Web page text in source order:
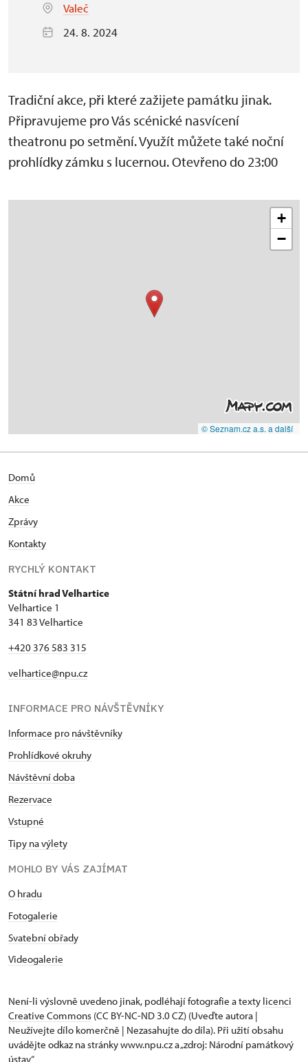
Valeč
24. 8. 2024
Tradiční akce, při které zažijete památku jinak.
Připravujeme pro Vás scénické nasvícení
theatronu po setmění. Využít můžete také noční
prohlídky zámku s lucernou. Otevřeno do 23:00
+
−
© Seznam.cz a.s. a další
Domů
Akce
Zprávy
Kontakty
RYCHLÝ KONTAKT
Státní hrad Velhartice
Velhartice 1
341 83 Velhartice
+420 376 583 315
velhartice@npu.cz
INFORMACE PRO NÁVŠTĚVNÍKY
Informace pro návštěvníky
Prohlídkové okruhy
Návštěvní doba
Rezervace
Vstupné
Tipy na výlety
MOHLO BY VÁS ZAJÍMAT
O hradu
Fotogalerie
Svatební obřady
Videogalerie
Není-li výslovně uvedeno jinak, podléhají fotografie a texty licenci
Creative Commons (CC BY-NC-ND 3.0 CZ) (Uveďte autora |
Neužívejte dílo komerčně | Nezasahujte do díla). Při užití obsahu
uvádějte odkaz na stránky www.npu.cz a „zdroj: Národní památkový
ústav“